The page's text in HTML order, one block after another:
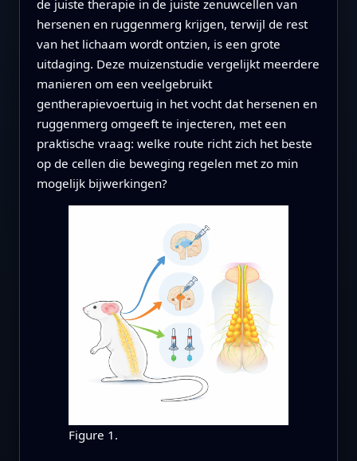
de juiste therapie in de juiste zenuwcellen van
hersenen en ruggenmerg krijgen, terwijl de rest
van het lichaam wordt ontzien, is een grote
uitdaging. Deze muizenstudie vergelijkt meerdere
manieren om een veelgebruikt
gentherapievoertuig in het vocht dat hersenen en
ruggenmerg omgeeft te injecteren, met een
praktische vraag: welke route richt zich het beste
op de cellen die beweging regelen met zo min
mogelijk bijwerkingen?
Figure 1.